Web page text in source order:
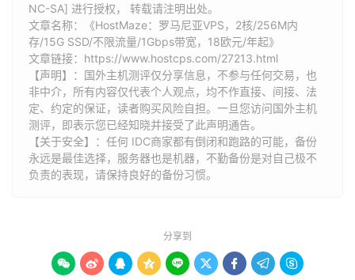
NC-SA] 进行授权， 转载请注明出处。
文章名称：《HostMaze：罗马尼亚VPS，2核/256M内
存/15G SSD/不限流量/1Gbps带宽，18欧元/年起》
文章链接： https://www.hostcps.com/27213.html
【声明】：国外主机测评仅分享信息，不参与任何交易，也
非中介，所有内容仅代表个人观点，均不作直接、间接、法
定、约定的保证，读者购买风险自担。一旦您访问国外主机
测评，即表示您已经知晓并接受了此声明通告。
【关于安全】：任何 IDC商家都有倒闭和跑路的可能，备份
永远是最佳选择，服务器也是机器，不勤备份是对自己极不
负责的表现，请保持良好的备份习惯。
分享到
        